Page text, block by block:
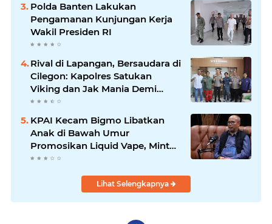
Polda Banten Lakukan
Pengamanan Kunjungan Kerja
Wakil Presiden RI
Rival di Lapangan, Bersaudara di
Cilegon: Kapolres Satukan
Viking dan Jak Mania Demi
Nobar Damai Piala Presiden
KPAI Kecam Bigmo Libatkan
Anak di Bawah Umur
Promosikan Liquid Vape, Minta
Aparat Bertindak Tegas
Lihat Selengkapnya